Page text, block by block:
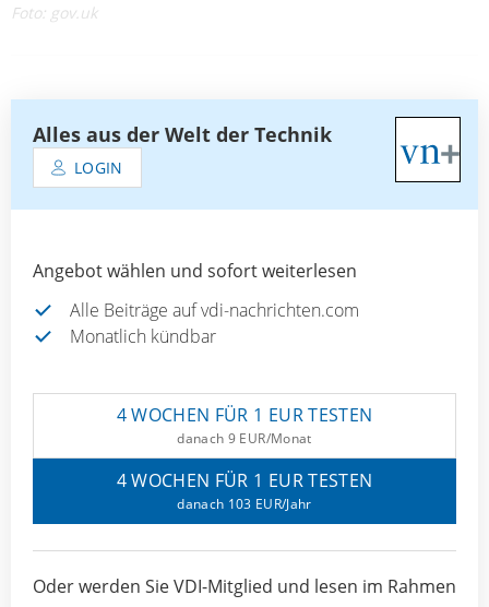
Foto: gov.uk
Alles aus der Welt der Technik
LOGIN
Angebot wählen und sofort weiterlesen
Alle Beiträge auf vdi-nachrichten.com
Monatlich kündbar
4 WOCHEN FÜR 1 EUR TESTEN
danach 9 EUR/Monat
4 WOCHEN FÜR 1 EUR TESTEN
danach 103 EUR/Jahr
Oder werden Sie VDI-Mitglied und lesen im Rahmen